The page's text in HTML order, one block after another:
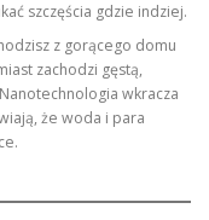
szczęścia gdzie indziej.
z gorącego domu
zachodzi gęstą,
Nanotechnologia wkracza
że woda i para